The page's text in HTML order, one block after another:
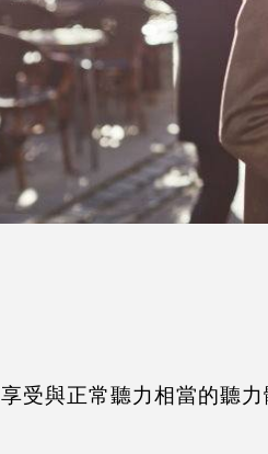
享受與正常聽力相當的聽力